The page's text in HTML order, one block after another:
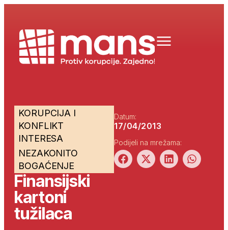
KORUPCIJA I
KONFLIKT
INTERESA
NEZAKONITO
BOGAĆENJE
Finansijski
kartoni
tužilaca
Datum:
17/04/2013
Podijeli na mrežama: